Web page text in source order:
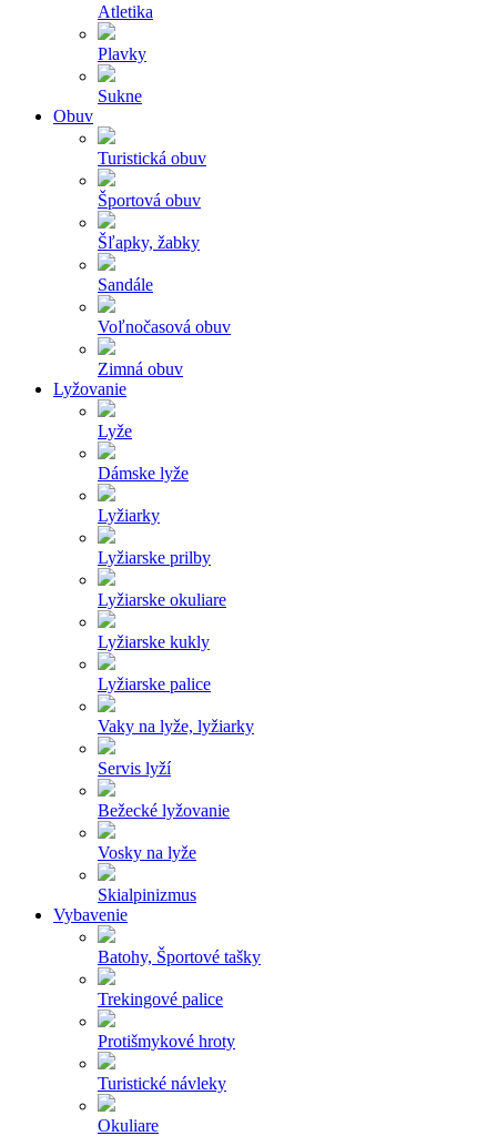
Atletika
Plavky
Sukne
Obuv
Turistická obuv
Športová obuv
Šľapky, žabky
Sandále
Voľnočasová obuv
Zimná obuv
Lyžovanie
Lyže
Dámske lyže
Lyžiarky
Lyžiarske prilby
Lyžiarske okuliare
Lyžiarske kukly
Lyžiarske palice
Vaky na lyže, lyžiarky
Servis lyží
Bežecké lyžovanie
Vosky na lyže
Skialpinizmus
Vybavenie
Batohy, Športové tašky
Trekingové palice
Protišmykové hroty
Turistické návleky
Okuliare